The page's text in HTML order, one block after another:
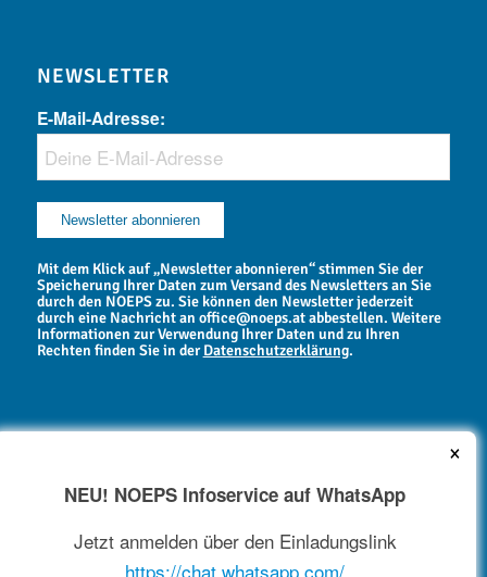
NEWSLETTER
E-Mail-Adresse:
Mit dem Klick auf „Newsletter abonnieren“ stimmen Sie der
Speicherung Ihrer Daten zum Versand des Newsletters an Sie
durch den NOEPS zu. Sie können den Newsletter jederzeit
durch eine Nachricht an office@noeps.at abbestellen. Weitere
Informationen zur Verwendung Ihrer Daten und zu Ihren
Rechten finden Sie in derDatenschutzerklärung.
NEWSARCHIV
×
NEU! NOEPS Infoservice auf WhatsApp
Jetzt anmelden über den Einladungslink
https://chat.whatsapp.com/